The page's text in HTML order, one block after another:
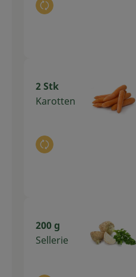
Auswahl ändern
2 Stk
Karotten
Auswahl ändern
200 g
Sellerie